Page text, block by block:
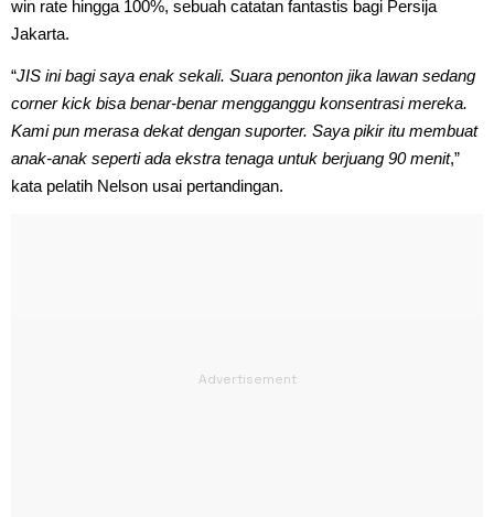
win rate hingga 100%, sebuah catatan fantastis bagi Persija
Jakarta.
“JIS ini bagi saya enak sekali. Suara penonton jika lawan sedang
corner kick bisa benar-benar mengganggu konsentrasi mereka.
Kami pun merasa dekat dengan suporter. Saya pikir itu membuat
anak-anak seperti ada ekstra tenaga untuk berjuang 90 menit,”
kata pelatih Nelson usai pertandingan.